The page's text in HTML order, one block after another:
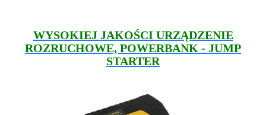
WYSOKIEJ JAKOŚCI URZĄDZENIE
ROZRUCHOWE, POWERBANK - JUMP
STARTER